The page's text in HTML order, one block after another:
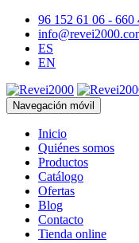
96 152 61 06 - 660
ES
EN
Navegación móvil
Inicio
Quiénes somos
Productos
Catálogo
Ofertas
Blog
Contacto
Tienda online